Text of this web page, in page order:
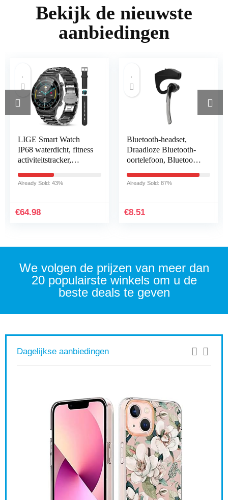
Bekijk de nieuwste
aanbiedingen
LIGE Smart Watch
IP68 waterdicht, fitness
activiteitstracker,
voor Android iOS
Already Sold: 43%
€64.98
Bluetooth-headset,
Draadloze Bluetooth-
oortelefoon, Bluetooth
Draadloze Mono
Already Sold: 87%
€8.51
We volgen de prijzen van meer dan
20 populairste winkels om u de
beste deals te geven
Dagelijkse aanbiedingen